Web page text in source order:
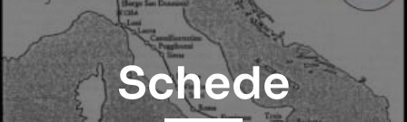
Schede